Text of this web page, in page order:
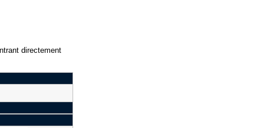
directement